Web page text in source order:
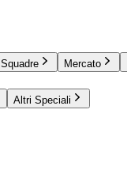
Squadre Mercato
Altri Speciali